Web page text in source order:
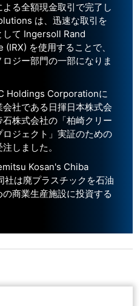
る全額現金取引で完了し
は、迅速な取引を
して Ingersoll Rand
を使用することで、
ジー部門の一部になりま
Holdings Corporationに
社である日揮日本株式会
株式会社の「柏崎クリー
ジェクト」実証のための
しました。
Kosan's Chiba
は廃プラスチックを石油
商業生産施設に投資する